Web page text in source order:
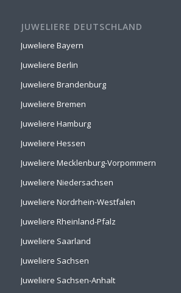
JUWELIERE DEUTSCHLAND
Juweliere Bayern
Juweliere Berlin
Juweliere Brandenburg
Juweliere Bremen
Juweliere Hamburg
Juweliere Hessen
Juweliere Mecklenburg-Vorpommern
Juweliere Niedersachsen
Juweliere Nordrhein-Westfalen
Juweliere Rheinland-Pfalz
Juweliere Saarland
Juweliere Sachsen
Juweliere Sachsen-Anhalt